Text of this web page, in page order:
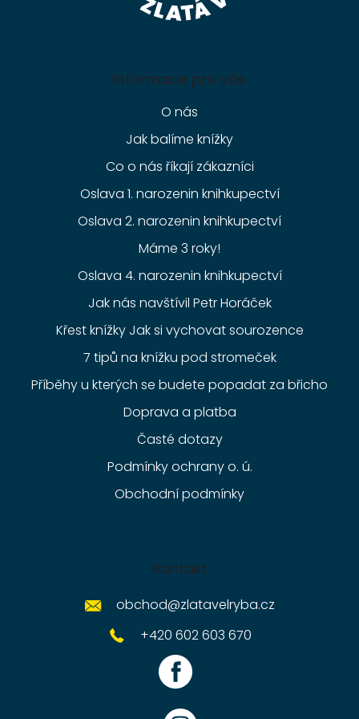
Informace pro vás
O nás
Jak balíme knížky
Co o nás říkají zákazníci
Oslava 1. narozenin knihkupectví
Oslava 2. narozenin knihkupectví
Máme 3 roky!
Oslava 4. narozenin knihkupectví
Jak nás navštívil Petr Horáček
Křest knížky Jak si vychovat sourozence
7 tipů na knížku pod stromeček
Příběhy u kterých se budete popadat za břicho
Doprava a platba
Časté dotazy
Podmínky ochrany o. ú.
Obchodní podmínky
Kontakt
obchod@zlatavelryba.cz
+420 602 603 670